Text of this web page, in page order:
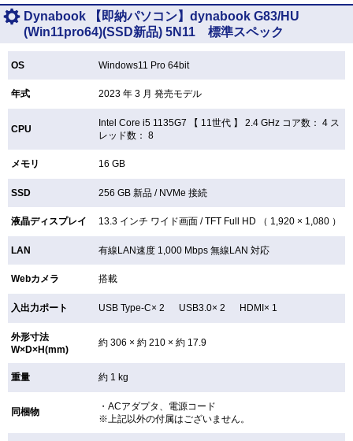
Dynabook 【即納パソコン】dynabook G83/HU
(Win11pro64)(SSD新品) 5N11 標準スペック
OS Windows11 Pro 64bit
年式 2023 年 3 月 発売モデル
CPU
Intel Core i5 1135G7 【 11世代 】 2.4 GHz コア数： 4 ス
レッド数： 8
メモリ 16 GB
SSD 256 GB新品 / NVMe 接続
液晶ディスプレイ 13.3 インチ ワイド画面 /TFT Full HD （ 1,920 × 1,080 ）
LAN 有線LAN速度 1,000 Mbps 無線LAN対応
Webカメラ 搭載
入出力ポート USB Type-C× 2 USB3.0× 2 HDMI× 1
外形寸法
W×D×H(mm)
約 306 × 約 210 × 約 17.9
重量 約 1 kg
同梱物
・ACアダプタ、電源コード
※上記以外の付属はございません。